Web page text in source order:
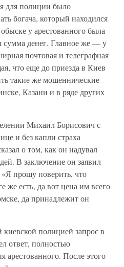
для полиции было
богача, который находился
у арестованного была
сумма денег. Главное же — у
почтовая и телеграфная
что еще до приезда в Киев
такие же мошеннические
Казани и в ряде других
Михаил Борисович с
и без капли страха
о том, как он надувал
В заключение он заявил
«Я прошу поверить, что
же есть, да вот цена им всего
да принадлежит он
полицией запрос в
ответ, полностью
арестованного. После этого